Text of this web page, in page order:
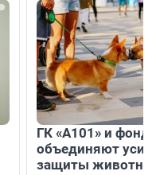
ГК «А101» и фонд
объединяют
защиты